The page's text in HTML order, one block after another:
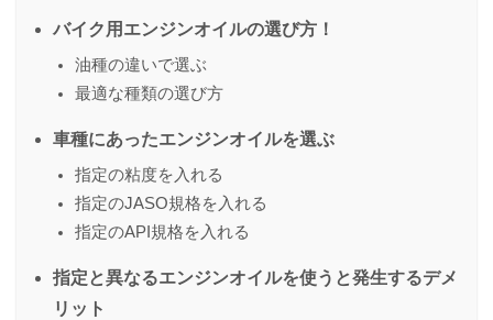
バイク用エンジンオイルの選び方！
油種の違いで選ぶ
最適な種類の選び方
車種にあったエンジンオイルを選ぶ
指定の粘度を入れる
指定のJASO規格を入れる
指定のAPI規格を入れる
指定と異なるエンジンオイルを使うと発生するデメ
リット